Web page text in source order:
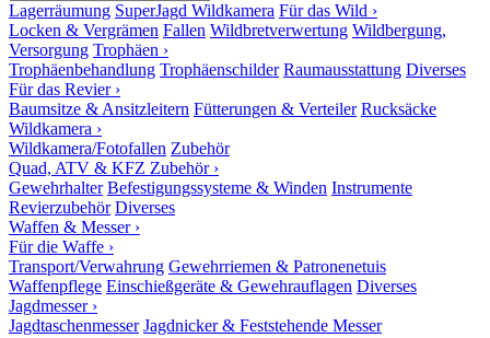
Lagerräumung SuperJagd Wildkamera Für das Wild ›
Locken & Vergrämen Fallen Wildbretverwertung Wildbergung,
Versorgung Trophäen ›
Trophäenbehandlung Trophäenschilder Raumausstattung Diverses
Für das Revier ›
Baumsitze & Ansitzleitern Fütterungen & Verteiler Rucksäcke
Wildkamera ›
Wildkamera/Fotofallen Zubehör
Quad, ATV & KFZ Zubehör ›
Gewehrhalter Befestigungssysteme & Winden Instrumente
Revierzubehör Diverses
Waffen & Messer ›
Für die Waffe ›
Transport/Verwahrung Gewehrriemen & Patronenetuis
Waffenpflege Einschießgeräte & Gewehrauflagen Diverses
Jagdmesser ›
Jagdtaschenmesser Jagdnicker & Feststehende Messer